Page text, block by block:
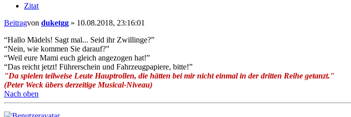
Zitat
Beitragvon duketgg » 10.08.2018, 23:16:01
“Hallo Mädels! Sagt mal... Seid ihr Zwillinge?”
“Nein, wie kommen Sie darauf?”
“Weil eure Mami euch gleich angezogen hat!”
“Das reicht jetzt! Führerschein und Fahrzeugpapiere, bitte!”
"Da spielen teilweise Leute Hauptrollen, die hätten bei mir nicht einmal in der dritten Reihe getanzt."
(Peter Weck übers derzeitige Musical-Niveau)
Nach oben